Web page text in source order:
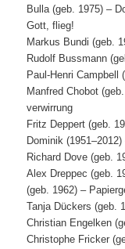
Bulla (geb. 1975) –
Gott, flieg!
Markus Bundi (geb.
Rudolf Bussmann
Paul-Henri Campbell
Manfred Chobot
verwirrung
Fritz Deppert (geb.
Dominik
Richard Dove (geb.
Alex Dreppec (geb.
(geb. 1962) –
Tanja Dückers (geb.
Christian Engelken
Christophe Fricker